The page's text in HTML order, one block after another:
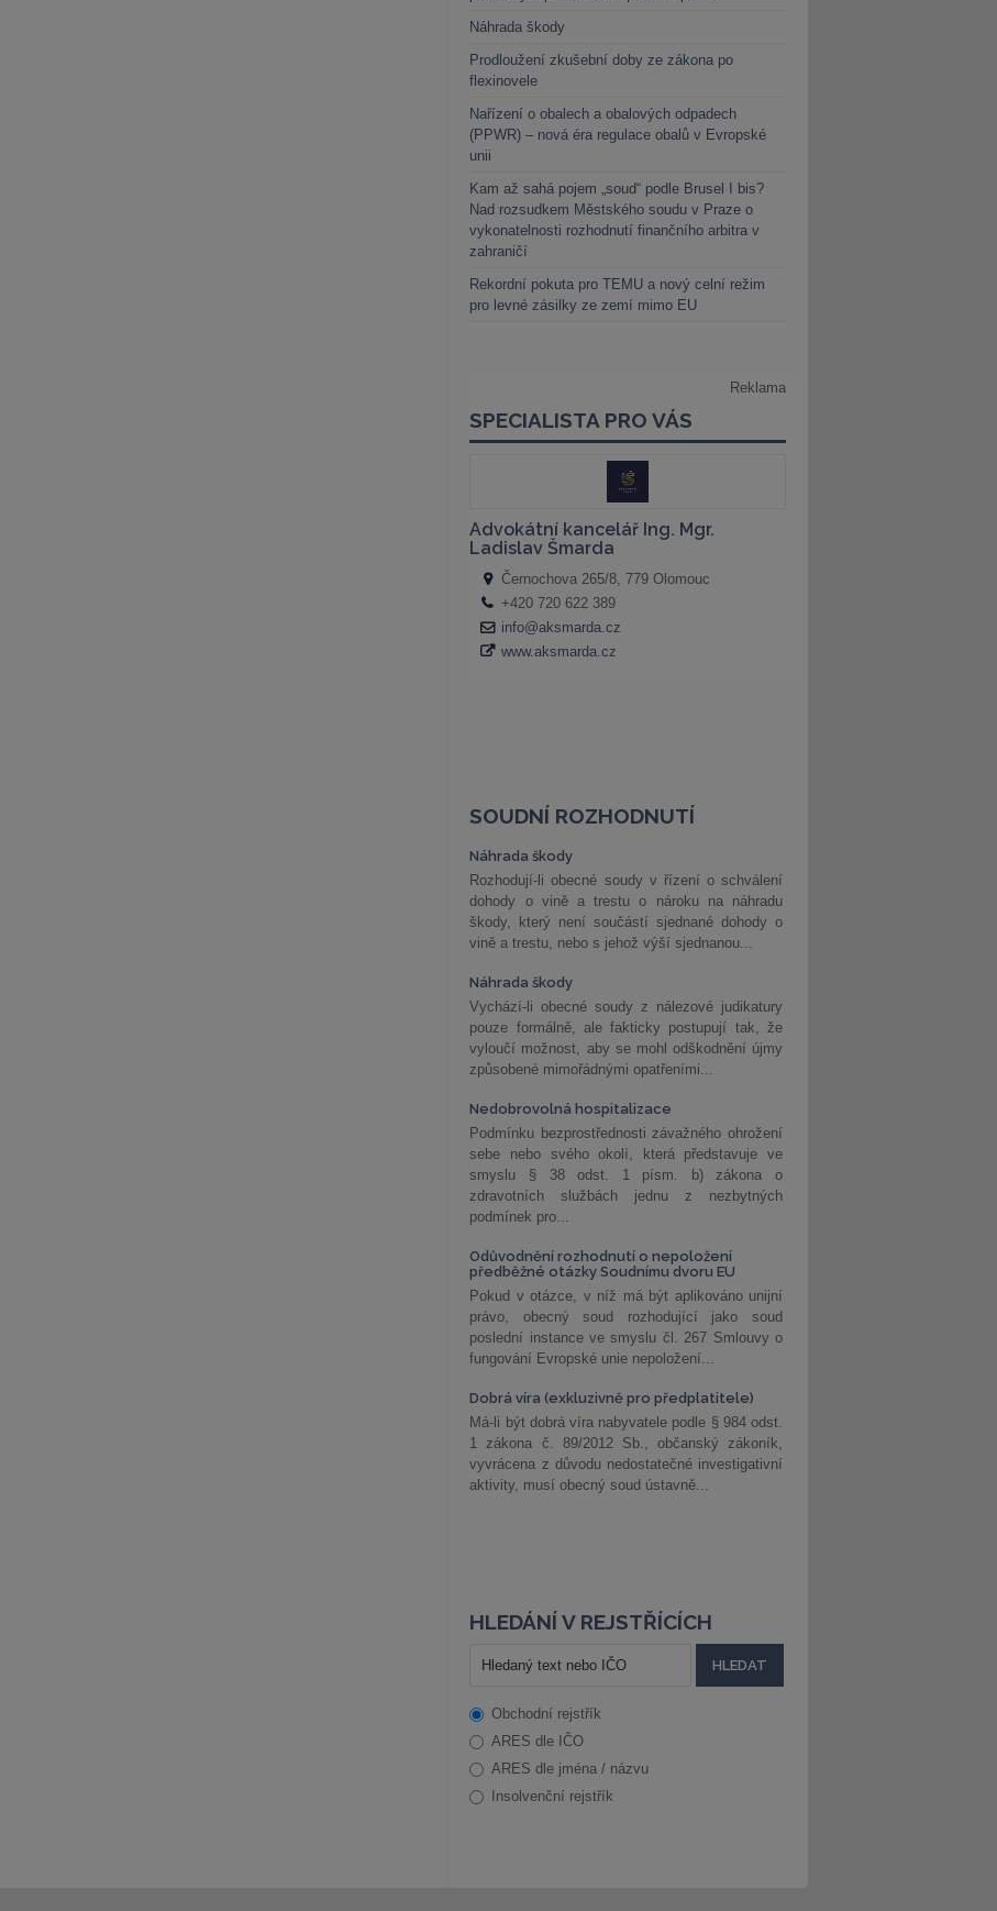
Náhrada škody
Prodloužení zkušební doby ze zákona po
flexinovele
Nařízení o obalech a obalových odpadech
(PPWR) – nová éra regulace obalů v Evropské
unii
Kam až sahá pojem „soud“ podle Brusel I bis?
Nad rozsudkem Městského soudu v Praze o
vykonatelnosti rozhodnutí finančního arbitra v
zahraničí
Rekordní pokuta pro TEMU a nový celní režim
pro levné zásilky ze zemí mimo EU
SOUDNÍ ROZHODNUTÍ
Náhrada škody
Rozhodují-li obecné soudy v řízení o schválení
dohody o vině a trestu o nároku na náhradu
škody, který není součástí sjednané dohody o
vině a trestu, nebo s jehož výší sjednanou...
Náhrada škody
Vychází-li obecné soudy z nálezové judikatury
pouze formálně, ale fakticky postupují tak, že
vyloučí možnost, aby se mohl odškodnění újmy
způsobené mimořádnými opatřeními...
Nedobrovolná hospitalizace
Podmínku bezprostřednosti závažného ohrožení
sebe nebo svého okolí, která představuje ve
smyslu § 38 odst. 1 písm. b) zákona o
zdravotních službách jednu z nezbytných
podmínek pro...
Odůvodnění rozhodnutí o nepoložení
předběžné otázky Soudnímu dvoru EU
Pokud v otázce, v níž má být aplikováno unijní
právo, obecný soud rozhodující jako soud
poslední instance ve smyslu čl. 267 Smlouvy o
fungování Evropské unie nepoložení...
Dobrá víra (exkluzivně pro předplatitele)
Má-li být dobrá víra nabyvatele podle § 984 odst.
1 zákona č. 89/2012 Sb., občanský zákoník,
vyvrácena z důvodu nedostatečné investigativní
aktivity, musí obecný soud ústavně...
HLEDÁNÍ V REJSTŘÍCÍCH
Obchodní rejstřík
ARES dle IČO
ARES dle jména / názvu
Insolvenční rejstřík